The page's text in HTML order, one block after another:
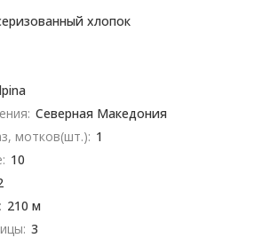
хлопок
Северная Македония
мотков(шт.): 1
10
210 м
3